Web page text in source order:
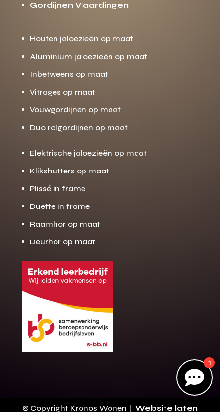
Gratis offerte
op maat?
Binnen 24 uur jouw gratis offerte
10 jaar garantie op de montage
Volledig ontzorgd
Wij werken landelijk
100+ stoffen
Gordijnen Vlaardingen
Houten jaloezieën op maat
Aluminium jaloezieën op maat
Inbetweens op maat
Vitrages op maat
Vouwgordijnen op maat
Duo rolgordijnen op maat
Elektrische jaloezieën op maat
Klikshutters op maat
Plissé in frame
Duette in frame
Raamhor op maat
Deurhor op maat

1
© Copyright Kronos Wonen | Website laten